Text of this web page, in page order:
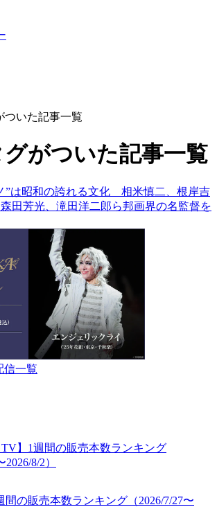
ついた記事一覧
がついた記事一覧
”は昭和の誇れる文化 相米慎二、根岸吉
田芳光、滝田洋二郎ら邦画界の名監督を
間の販売本数ランキング（2026/7/27〜